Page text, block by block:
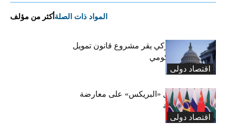
المواد ذات الصلة أكثر من مؤلف
اقتصاد دولی
«الشيوخ» الأميركي يقر مشروع قانون تمويل
لتجنب إغلاق حكومي
اقتصاد دولی
الصين تحث دول «البريكس» على معارضة
الحمائية التجارية